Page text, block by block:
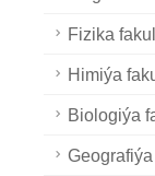
Fizika
Himiýa
Biologiýa